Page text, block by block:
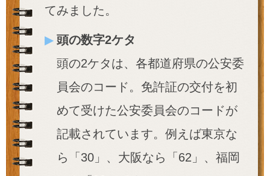
てみました。
頭の数字2ケタ
頭の2ケタは、各都道府県の公安委
員会のコード。免許証の交付を初
めて受けた公安委員会のコードが
記載されています。例えば東京な
ら「30」、大阪なら「62」、福岡